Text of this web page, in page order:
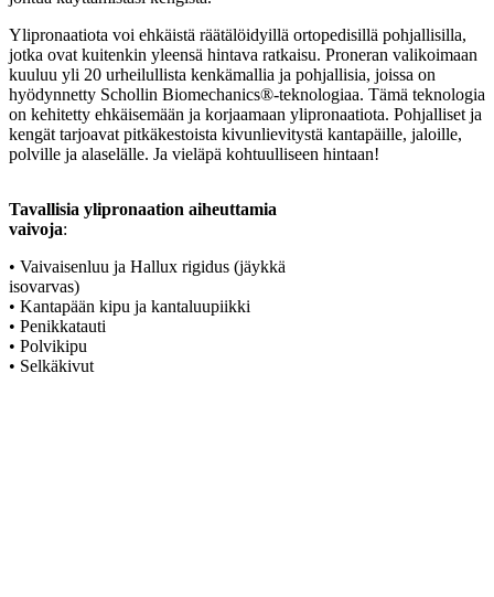
Ylipronaatiota voi ehkäistä räätälöidyillä ortopedisillä pohjallisilla,
jotka ovat kuitenkin yleensä hintava ratkaisu. Proneran valikoimaan
kuuluu yli 20 urheilullista kenkämallia ja pohjallisia, joissa on
hyödynnetty Schollin Biomechanics®-teknologiaa. Tämä teknologia
on kehitetty ehkäisemään ja korjaamaan ylipronaatiota. Pohjalliset ja
kengät tarjoavat pitkäkestoista kivunlievitystä kantapäille, jaloille,
polville ja alaselälle. Ja vieläpä kohtuulliseen hintaan!
Tavallisia ylipronaation aiheuttamia
vaivoja:
• Vaivaisenluu ja Hallux rigidus (jäykkä
isovarvas)
• Kantapään kipu ja kantaluupiikki
• Penikkatauti
• Polvikipu
• Selkäkivut